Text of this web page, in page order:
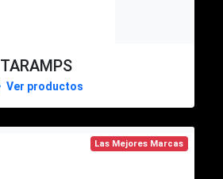
TARAMPS
Ver productos
Las Mejores Marcas